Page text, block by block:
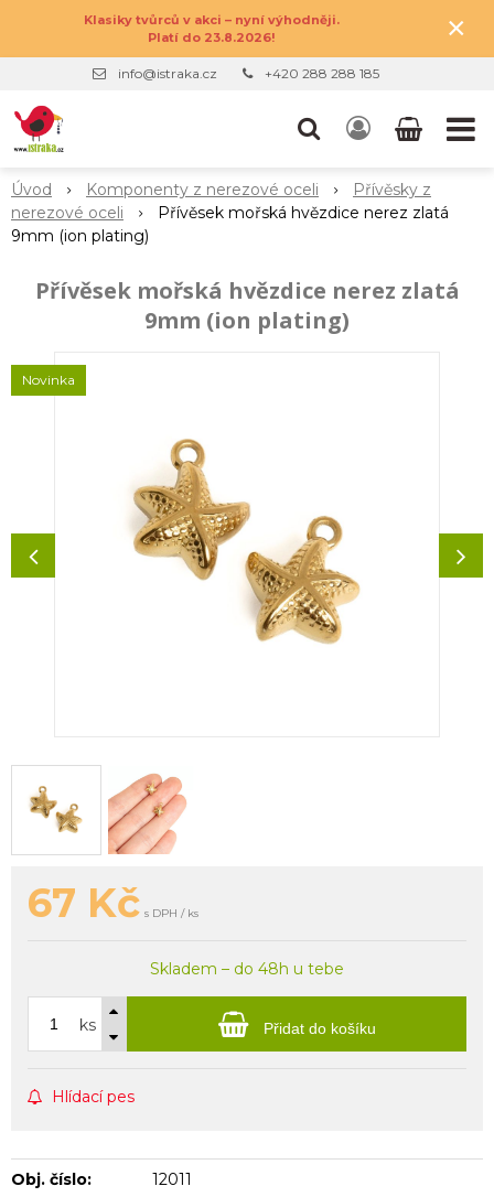
Klasiky tvůrců v akci – nyní výhodněji.
Platí do 23.8.2026!
×
info@istraka.cz +420 288 288 185
Úvod Komponenty z nerezové oceli
Přívěsky z
nerezové oceli
Přívěsek mořská hvězdice nerez zlatá
9mm (ion plating)
Přívěsek mořská hvězdice nerez zlatá
9mm (ion plating)
Novinka
67 Kč s DPH / ks
Skladem – do 48h u tebe
ks Přidat do košíku
Hlídací pes
Obj. číslo: 12011